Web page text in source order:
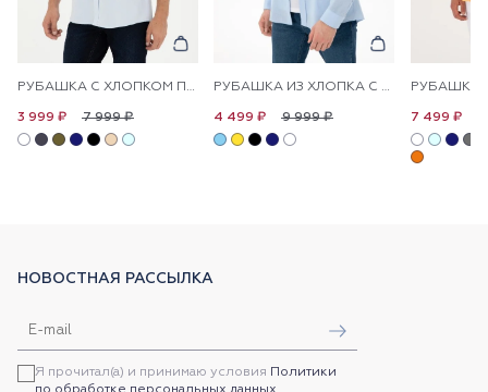
РУБАШКА С ХЛОПКОМ ПРИТАЛЕННАЯ
7 999 ₽
3 999 ₽
РУБАШКА ИЗ ХЛОПКА С УЗОРОМ ПРЯМАЯ
9 999 ₽
4 499 ₽ 7 499 ₽
НОВОСТНАЯ РАССЫЛКА
Я прочитал(а) и принимаю условия Политики